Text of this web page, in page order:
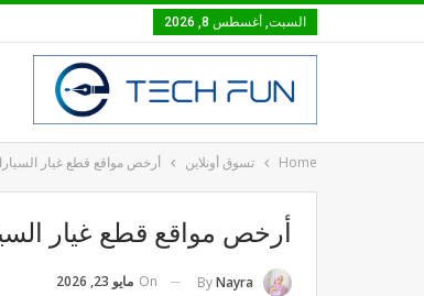
السبت, أغسطس 8, 2026
Home تسوق أونلاين أرخص مواقع قطع غيار
أرخص مواقع قطع غيار
ByNayra
On مايو 23, 2026